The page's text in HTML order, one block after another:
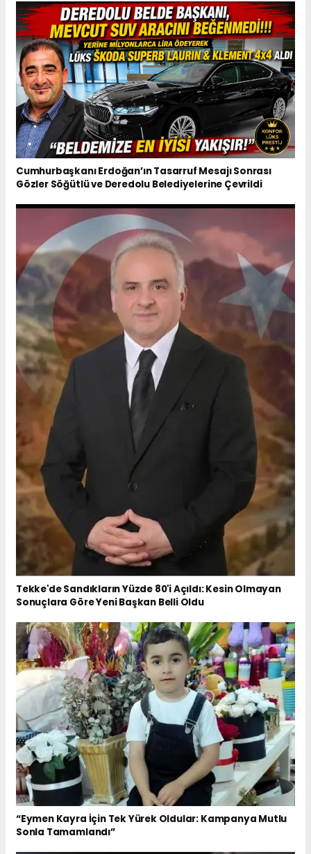
Cumhurbaşkanı Erdoğan’ın Tasarruf Mesajı Sonrası
Gözler Söğütlü ve Deredolu Belediyelerine Çevrildi
Tekke'de Sandıkların Yüzde 80'i Açıldı: Kesin Olmayan
Sonuçlara Göre Yeni Başkan Belli Oldu
“Eymen Kayra İçin Tek Yürek Oldular: Kampanya Mutlu
Sonla Tamamlandı”